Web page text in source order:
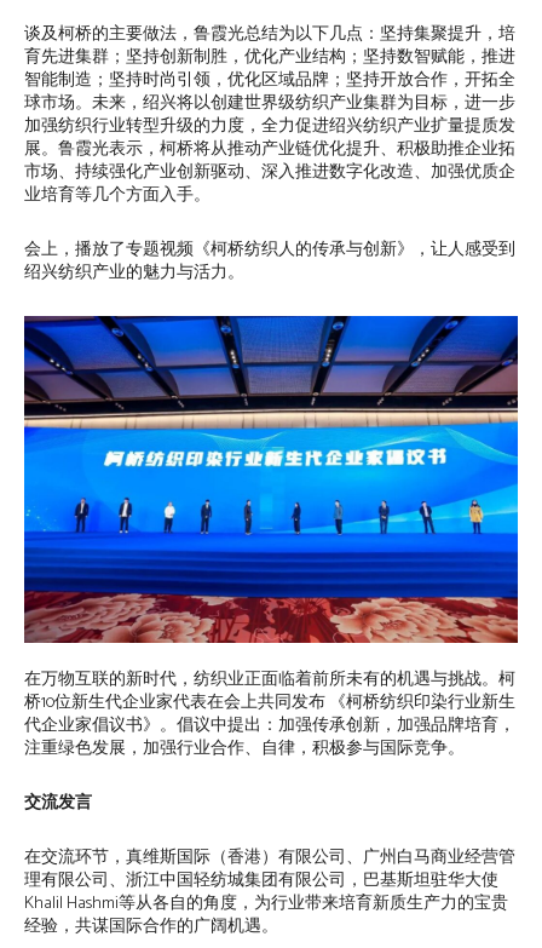
谈及柯桥的主要做法，鲁霞光总结为以下几点：坚持集聚提升，培
育先进集群；坚持创新制胜，优化产业结构；坚持数智赋能，推进
智能制造；坚持时尚引领，优化区域品牌；坚持开放合作，开拓全
球市场。未来，绍兴将以创建世界级纺织产业集群为目标，进一步
加强纺织行业转型升级的力度，全力促进绍兴纺织产业扩量提质发
展。鲁霞光表示，柯桥将从推动产业链优化提升、积极助推企业拓
市场、持续强化产业创新驱动、深入推进数字化改造、加强优质企
业培育等几个方面入手。
会上，播放了专题视频《柯桥纺织人的传承与创新》，让人感受到
绍兴纺织产业的魅力与活力。
在万物互联的新时代，纺织业正面临着前所未有的机遇与挑战。柯
桥10位新生代企业家代表在会上共同发布 《柯桥纺织印染行业新生
代企业家倡议书》。倡议中提出：加强传承创新，加强品牌培育，
注重绿色发展，加强行业合作、自律，积极参与国际竞争。
交流发言
在交流环节，真维斯国际（香港）有限公司、广州白马商业经营管
理有限公司、浙江中国轻纺城集团有限公司，巴基斯坦驻华大使
Khalil Hashmi等从各自的角度，为行业带来培育新质生产力的宝贵
经验，共谋国际合作的广阔机遇。